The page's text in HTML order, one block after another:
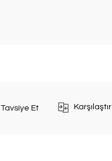
Tavsiye Et Karşılaştır